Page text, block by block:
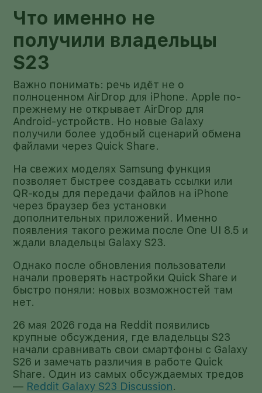
Что именно не
получили владельцы
S23
Важно понимать: речь идёт не о
полноценном AirDrop для iPhone. Apple по-
прежнему не открывает AirDrop для
Android-устройств. Но новые Galaxy
получили более удобный сценарий обмена
файлами через Quick Share.
На свежих моделях Samsung функция
позволяет быстрее создавать ссылки или
QR-коды для передачи файлов на iPhone
через браузер без установки
дополнительных приложений. Именно
появления такого режима после One UI 8.5 и
ждали владельцы Galaxy S23.
Однако после обновления пользователи
начали проверять настройки Quick Share и
быстро поняли: новых возможностей там
нет.
26 мая 2026 года на Reddit появились
крупные обсуждения, где владельцы S23
начали сравнивать свои смартфоны с Galaxy
S26 и замечать различия в работе Quick
Share. Один из самых обсуждаемых тредов
— Reddit Galaxy S23 Discussion.